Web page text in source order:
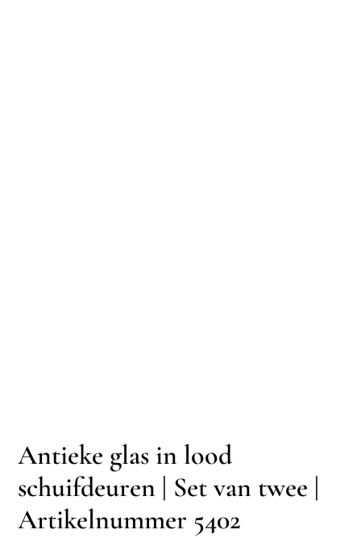
Antieke glas in lood
schuifdeuren | Set van twee |
Artikelnummer 5402